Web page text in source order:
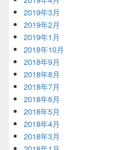
2019年3月
2019年2月
2019年1月
2018年10月
2018年9月
2018年8月
2018年7月
2018年6月
2018年5月
2018年4月
2018年3月